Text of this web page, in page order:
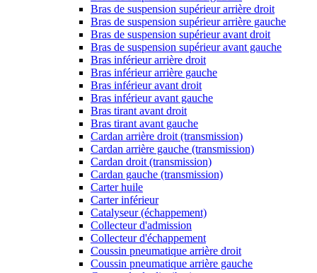
Bras de suspension supérieur arrière droit
Bras de suspension supérieur arrière gauche
Bras de suspension supérieur avant droit
Bras de suspension supérieur avant gauche
Bras inférieur arrière droit
Bras inférieur arrière gauche
Bras inférieur avant droit
Bras inférieur avant gauche
Bras tirant avant droit
Bras tirant avant gauche
Cardan arrière droit (transmission)
Cardan arrière gauche (transmission)
Cardan droit (transmission)
Cardan gauche (transmission)
Carter huile
Carter inférieur
Catalyseur (échappement)
Collecteur d'admission
Collecteur d'échappement
Coussin pneumatique arrière droit
Coussin pneumatique arrière gauche